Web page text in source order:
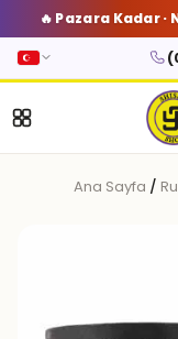
🔥 Pazara Kadar ·
Ana Sayfa /